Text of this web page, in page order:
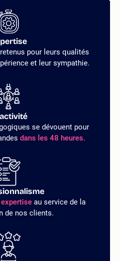
pour leurs qualités
et leur sympathie.
se dévouent pour
dans les 48 heures.
au service de la
de nos clients.